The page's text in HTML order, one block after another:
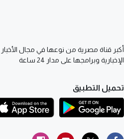
أكبر قناة مصرية من نوعها في مجال
الإخبارية وبرامجها على مدار 24 ساعة
تحميل التطبيق